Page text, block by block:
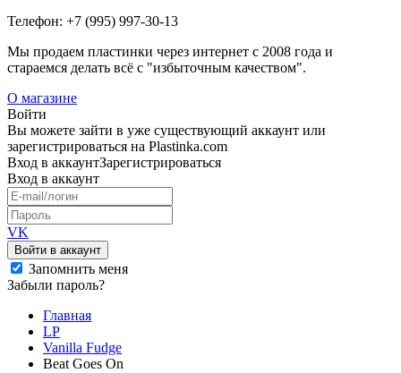
Телефон: +7 (995) 997-30-13
Мы продаем пластинки через интернет c 2008 года и
стараемся делать всё с "избыточным качеством".
О магазине
Войти
Вы можете зайти в уже существующий аккаунт или
зарегистрироваться на Plastinka.com
Вход в аккаунтЗарегистрироваться
Вход в аккаунт
VK
Войти в аккаунт
Запомнить меня
Забыли пароль?
Главная
LP
Vanilla Fudge
Beat Goes On